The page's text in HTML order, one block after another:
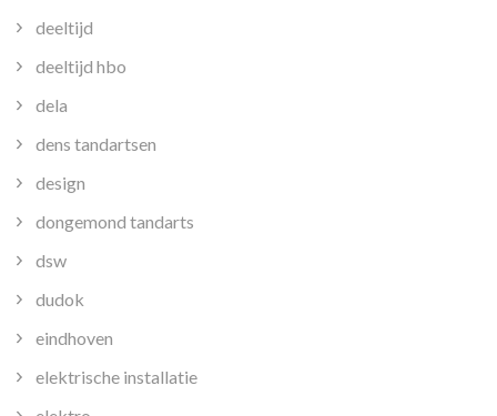
deeltijd
deeltijd hbo
dela
dens tandartsen
design
dongemond tandarts
dsw
dudok
eindhoven
elektrische installatie